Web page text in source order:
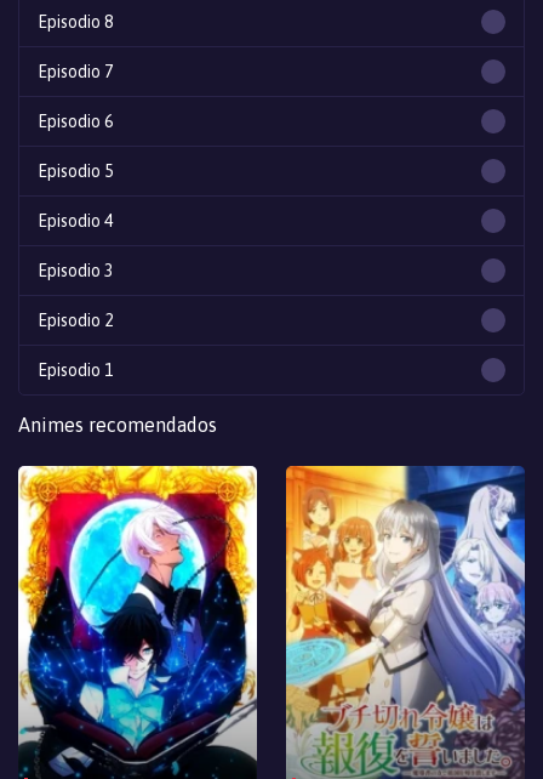
Episodio 8
Episodio 7
Episodio 6
Episodio 5
Episodio 4
Episodio 3
Episodio 2
Episodio 1
Animes recomendados